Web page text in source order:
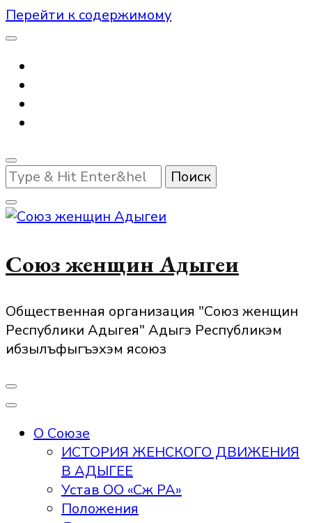
Перейти к содержимому
Ищите
что-
то?
Союз женщин Адыгеи
Общественная организация "Союз женщин
Республики Адыгея" Адыгэ Республикэм
ибзылъфыгъэхэм ясоюз
О Союзе
ИСТОРИЯ ЖЕНСКОГО ДВИЖЕНИЯ
В АДЫГЕЕ
Устав ОО «Сж РА»
Положения